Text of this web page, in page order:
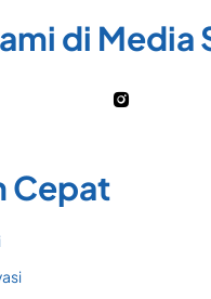
di Media
Cepat